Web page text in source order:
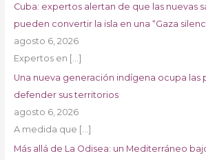
Cuba: expertos alertan de que las nuevas
pueden convertir la isla en una “Gaza
agosto 6, 2026
Expertos en […]
Una nueva generación indígena ocupa las
defender sus territorios
agosto 6, 2026
A medida que […]
Más allá de La Odisea: un Mediterráneo